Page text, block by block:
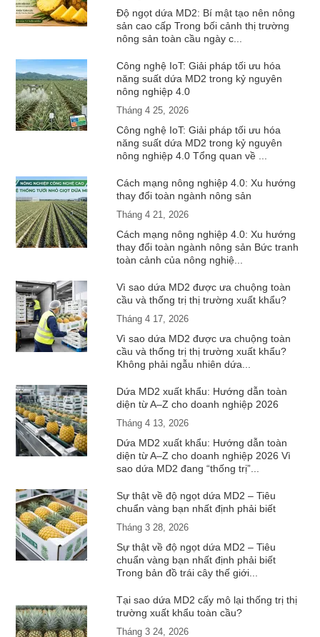
Độ ngọt dứa MD2: Bí mật tạo nên nông
sản cao cấp Trong bối cảnh thị trường
nông sản toàn cầu ngày c...
Công nghệ IoT: Giải pháp tối ưu hóa
năng suất dứa MD2 trong kỷ nguyên
nông nghiệp 4.0
Tháng 4 25, 2026
Công nghệ IoT: Giải pháp tối ưu hóa
năng suất dứa MD2 trong kỷ nguyên
nông nghiệp 4.0 Tổng quan về ...
Cách mạng nông nghiệp 4.0: Xu hướng
thay đổi toàn ngành nông sản
Tháng 4 21, 2026
Cách mạng nông nghiệp 4.0: Xu hướng
thay đổi toàn ngành nông sản Bức tranh
toàn cảnh của nông nghiệ...
Vì sao dứa MD2 được ưa chuộng toàn
cầu và thống trị thị trường xuất khẩu?
Tháng 4 17, 2026
Vì sao dứa MD2 được ưa chuộng toàn
cầu và thống trị thị trường xuất khẩu?
Không phải ngẫu nhiên dứa...
Dứa MD2 xuất khẩu: Hướng dẫn toàn
diện từ A–Z cho doanh nghiệp 2026
Tháng 4 13, 2026
Dứa MD2 xuất khẩu: Hướng dẫn toàn
diện từ A–Z cho doanh nghiệp 2026 Vì
sao dứa MD2 đang “thống trị”...
Sự thật về độ ngọt dứa MD2 – Tiêu
chuẩn vàng bạn nhất định phải biết
Tháng 3 28, 2026
Sự thật về độ ngọt dứa MD2 – Tiêu
chuẩn vàng bạn nhất định phải biết
Trong bản đồ trái cây thế giới...
Tại sao dứa MD2 cấy mô lại thống trị thị
trường xuất khẩu toàn cầu?
Tháng 3 24, 2026